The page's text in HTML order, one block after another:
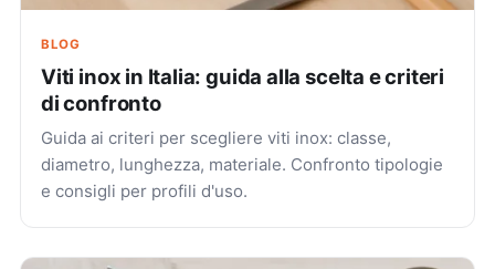
BLOG
Viti inox in Italia: guida alla scelta e criteri
di confronto
Guida ai criteri per scegliere viti inox: classe,
diametro, lunghezza, materiale. Confronto tipologie
e consigli per profili d'uso.